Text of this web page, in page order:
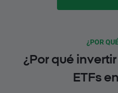
¿POR
¿Por qué
ETFs